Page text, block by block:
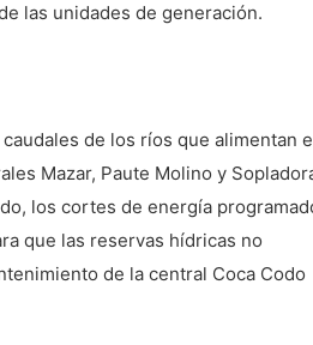
las unidades de generación.
de los ríos que alimentan
Mazar, Paute Molino y
los cortes de energía
que las reservas hídricas no
de la central Coca Codo